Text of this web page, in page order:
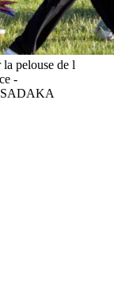
pelouse de l
-